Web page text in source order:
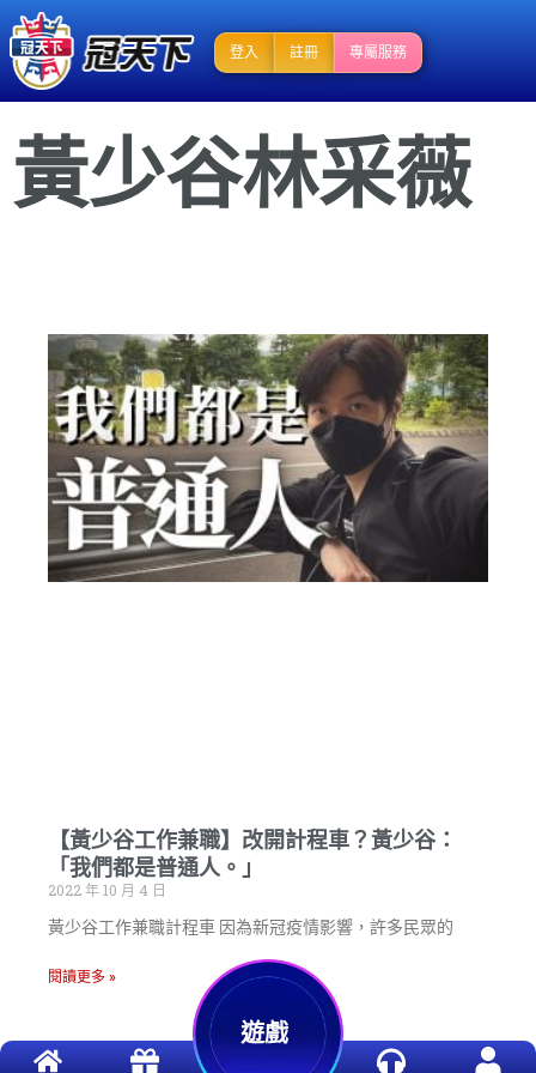
登入 註冊 專屬服務
黃少谷林采薇
【黃少谷工作兼職】改開計程車？黃少谷：
「我們都是普通人。」
2022 年 10 月 4 日
黃少谷工作兼職計程車 因為新冠疫情影響，許多民眾的
閱讀更多 »
遊戲